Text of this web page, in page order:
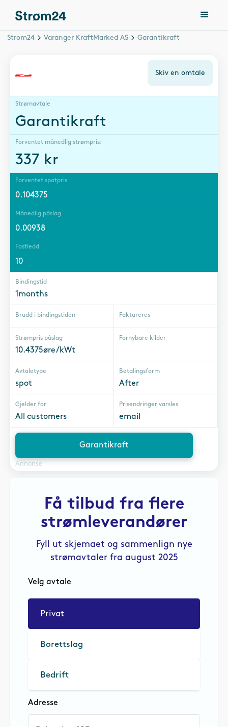
Strom24 Varanger KraftMarked AS Garantikraft
Skiv en omtale
Strømavtale
Garantikraft
Forventet månedlig strømpris:
337 kr
Forventet spotpris
0.104375
Månedlig påslag
0.00938
Fastledd
10
Bindingstid
1months
Brudd i bindingstiden Faktureres
Strømpris påslag
10.4375øre/kWt
Fornybare kilder
Avtaletype
spot
Betalingsform
After
Gjelder for
All customers
Prisendringer varsles
email
Garantikraft
Annonse
Få tilbud fra flere
strømleverandører
Fyll ut skjemaet og sammenlign nye
strømavtaler fra august 2025
Velg avtale
Privat
Borettslag
Bedrift
Adresse